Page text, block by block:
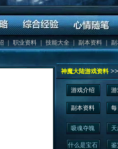
｜ 职业资料 ｜技能大全｜ 副本资料 ｜
神魔大陆游戏资料
游戏介绍
副本资料
吸魂夺魄
什么是宝石